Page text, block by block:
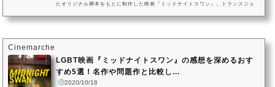
たオリジナル脚本をもとに制作した映画『ミッドナイトスワン』。トランスジェ
Cinemarche
LGBT映画『ミッドナイトスワン』の感想を深めるおす
すめ5選！名作や問題作と比較し...
2020/10/18